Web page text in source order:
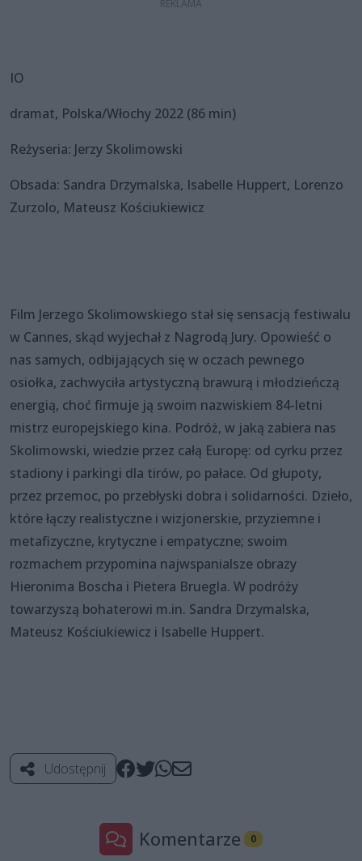
IO
dramat, Polska/Włochy 2022 (86 min)
Reżyseria: Jerzy Skolimowski
Obsada: Sandra Drzymalska, Isabelle Huppert, Lorenzo
Zurzolo, Mateusz Kościukiewicz
Film Jerzego Skolimowskiego stał się sensacją festiwalu
w Cannes, skąd wyjechał z Nagrodą Jury. Opowieść o
nas samych, odbijających się w oczach pewnego
osiołka, zachwyciła artystyczną brawurą i młodzieńczą
energią, choć firmuje ją swoim nazwiskiem 84-letni
mistrz europejskiego kina. Podróż, w jaką zabiera nas
Skolimowski, wiedzie przez całą Europę: od cyrku przez
stadiony i parkingi dla tirów, po pałace. Od głupoty,
przez przemoc, po przebłyski dobra i solidarności. Dzieło,
które łączy realistyczne i wizjonerskie, przyziemne i
metafizyczne, krytyczne i empatyczne; swoim
rozmachem przypomina najwspanialsze obrazy
Hieronima Boscha i Pietera Bruegla. W podróży
towarzyszą bohaterowi m.in. Sandra Drzymalska,
Mateusz Kościukiewicz i Isabelle Huppert.
Udostępnij
Komentarze 0